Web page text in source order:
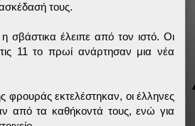
τους.
σβάστικα έλειπε από τον ιστό. Οι
11 το πρωί ανάρτησαν μια νέα
φρουράς εκτελέστηκαν, οι έλληνες
από τα καθήκοντά τους, ενώ για